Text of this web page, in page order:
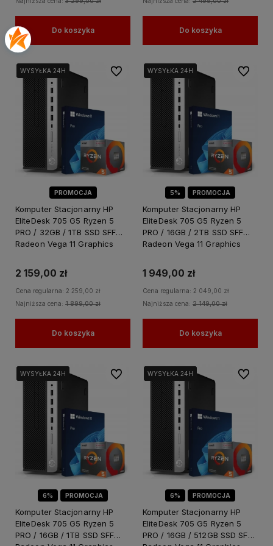
Do koszyka Do koszyka
PROMOCJA
WYSYŁKA 24H
WYSYŁKA 24H
Komputer Stacjonarny HP
EliteDesk 705 G5 Ryzen 5
PRO / 32GB / 1TB SSD SFF
Radeon Vega 11 Graphics
2 159,00 zł
Cena regularna: 2 259,00 zł
Najniższa cena: 1 899,00 zł
Do koszyka
Do ulubionych
5% PROMOCJA
WYSYŁKA 24H
WYSYŁKA 24H
Komputer Stacjonarny HP
EliteDesk 705 G5 Ryzen 5
PRO / 16GB / 2TB SSD SFF
Radeon Vega 11 Graphics
1 949,00 zł
Cena regularna: 2 049,00 zł
Najniższa cena: 2 149,00 zł
Do koszyka
Do
6% PROMOCJA
WYSYŁKA 24H
WYSYŁKA 24H
WYSYŁKA 24H
Komputer Stacjonarny HP
EliteDesk 705 G5 Ryzen 5
PRO / 16GB / 1TB SSD SFF
Do ulubionych
6% PROMOCJA
WYSYŁKA 24H
WYSYŁKA 24H
WYSYŁKA 24H
Komputer Stacjonarny HP
EliteDesk 705 G5 Ryzen 5
PRO / 16GB / 512GB SSD SFF
Do